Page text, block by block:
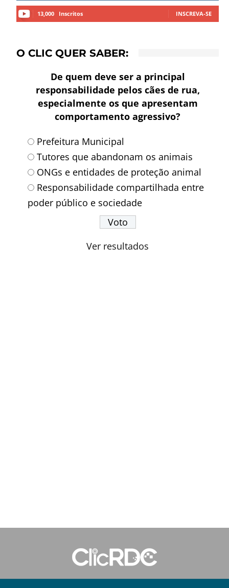
13,000 Inscritos INSCREVA-SE
O CLIC QUER SABER:
De quem deve ser a principal
responsabilidade pelos cães de rua,
especialmente os que apresentam
comportamento agressivo?
Prefeitura Municipal
Tutores que abandonam os animais
ONGs e entidades de proteção animal
Responsabilidade compartilhada entre
poder público e sociedade
Ver resultados